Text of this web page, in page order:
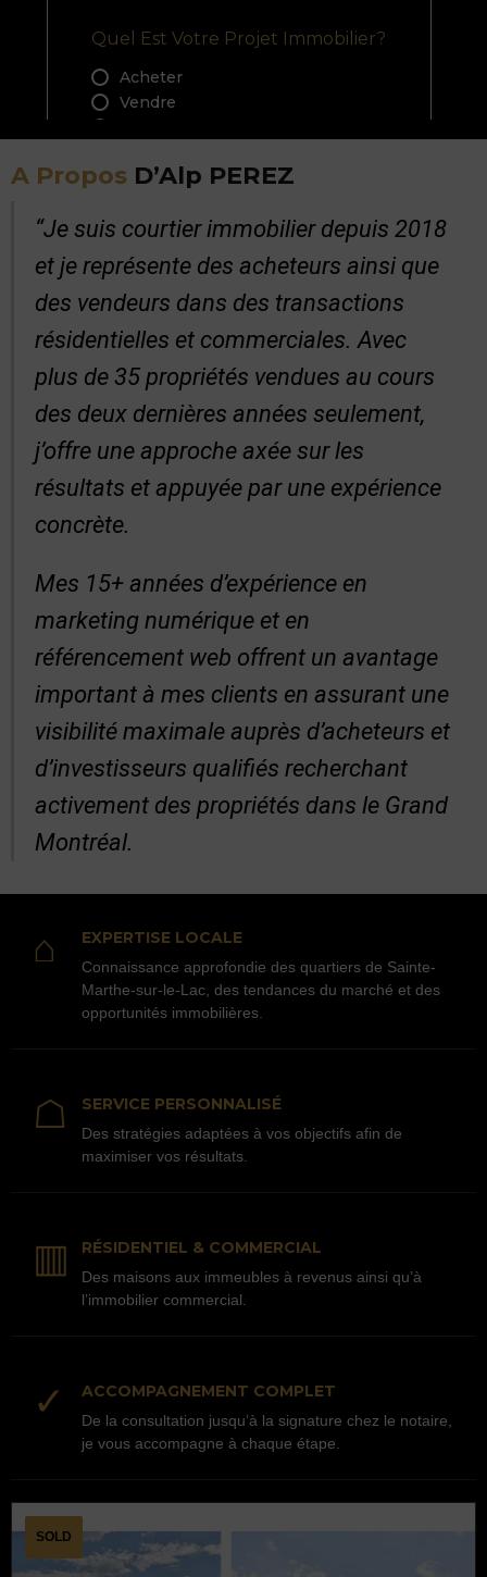
A Propos D’Alp PEREZ
“Je suis courtier immobilier depuis 2018
et je représente des acheteurs ainsi que
des vendeurs dans des transactions
résidentielles et commerciales. Avec
plus de 35 propriétés vendues au cours
des deux dernières années seulement,
j’offre une approche axée sur les
résultats et appuyée par une expérience
concrète.
Mes 15+ années d’expérience en
marketing numérique et en
référencement web offrent un avantage
important à mes clients en assurant une
visibilité maximale auprès d’acheteurs et
d’investisseurs qualifiés recherchant
activement des propriétés dans le Grand
Montréal.
⌂ EXPERTISE LOCALE
Connaissance approfondie des quartiers de Sainte-
Marthe-sur-le-Lac, des tendances du marché et des
opportunités immobilières.
☖ SERVICE PERSONNALISÉ
Des stratégies adaptées à vos objectifs afin de
maximiser vos résultats.
▥ RÉSIDENTIEL & COMMERCIAL
Des maisons aux immeubles à revenus ainsi qu’à
l’immobilier commercial.
✓ ACCOMPAGNEMENT COMPLET
De la consultation jusqu’à la signature chez le notaire,
je vous accompagne à chaque étape.
SOLD